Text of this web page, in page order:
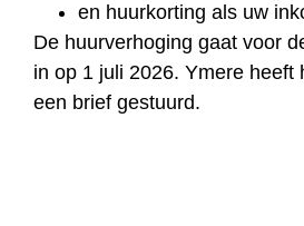
en huurkorting als uw
De huurverhoging gaat voor
in op 1 juli 2026. Ymere heeft
een brief gestuurd.